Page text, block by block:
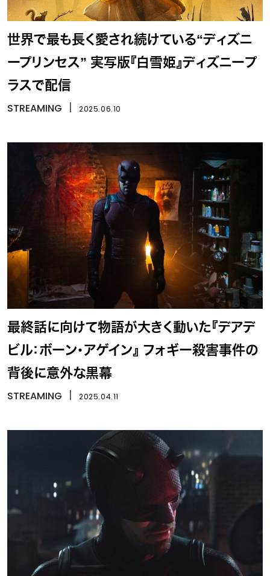
世界で最も長く愛され続けている“ディズニ
ープリンセス” 実写版『白雪姫』ディズニープ
ラスで配信
STREAMING 2025.06.10
最終話に向けて物語が大きく動いた『デアデ
ビル：ボーン・アゲイン』 フォギー殺害事件の
背後に意外な黒幕
STREAMING 2025.04.11